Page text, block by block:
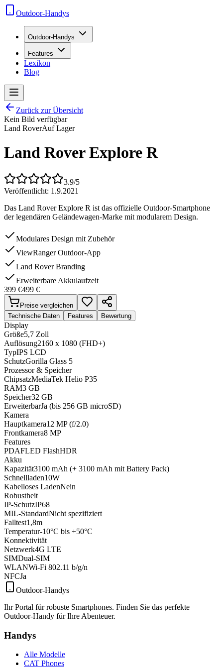
Outdoor-Handys
Outdoor-Handys
Features
Lexikon
Blog
Zurück zur Übersicht
Kein Bild verfügbar
Land RoverAuf Lager
Land Rover Explore R
3.9/5
Veröffentlicht: 1.9.2021
Das Land Rover Explore R ist das offizielle Outdoor-Smartphone
der legendären Geländewagen-Marke mit modularem Design.
Modulares Design mit Zubehör
ViewRanger Outdoor-App
Land Rover Branding
Erweiterbare Akkulaufzeit
399 €499 €
Preise vergleichen
Technische Daten
Features Bewertung
Display
Größe5,7 Zoll
Auflösung2160 x 1080 (FHD+)
TypIPS LCD
SchutzGorilla Glass 5
Prozessor & Speicher
ChipsatzMediaTek Helio P35
RAM3 GB
Speicher32 GB
ErweiterbarJa (bis 256 GB microSD)
Kamera
Hauptkamera12 MP (f/2.0)
Frontkamera8 MP
Features
PDAFLED FlashHDR
Akku
Kapazität3100 mAh (+ 3100 mAh mit Battery Pack)
Schnellladen10W
Kabelloses LadenNein
Robustheit
IP-SchutzIP68
MIL-StandardNicht spezifiziert
Falltest1,8m
Temperatur-10°C bis +50°C
Konnektivität
Netzwerk4G LTE
SIMDual-SIM
WLANWi-Fi 802.11 b/g/n
NFCJa
Outdoor-Handys
Ihr Portal für robuste Smartphones. Finden Sie das perfekte
Outdoor-Handy für Ihre Abenteuer.
Handys
Alle Modelle
CAT Phones